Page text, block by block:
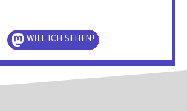
WILL ICH SEHEN!